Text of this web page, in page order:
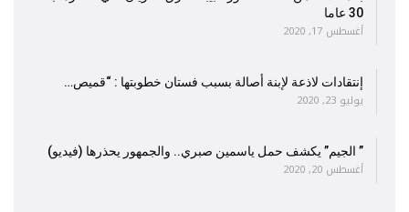
30 عاما
أغسطس 17, 2020
إنتقادات لاذعة لإبنة أصالة بسبب فستان خطوبتها : “قميص…
يوليو 23, 2020
” الجيم” يكشف حمل ياسمين صبري.. والجمهور يحذرها (فيديو)
أغسطس 20, 2020